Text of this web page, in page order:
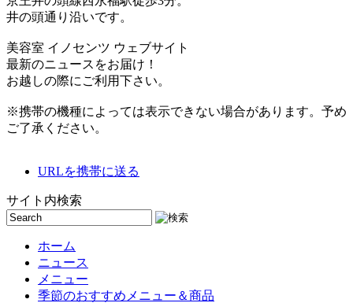
井の頭通り沿いです。
美容室 イノセンツ ウェブサイト
最新のニュースをお届け！
お越しの際にご利用下さい。
※携帯の機種によっては表示できない場合があります。予め
ご了承ください。
URLを携帯に送る
サイト内検索
ホーム
ニュース
メニュー
季節のおすすめメニュー＆商品